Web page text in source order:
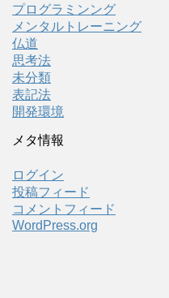
プログラミンング
メンタルトレーニング
仏道
思考法
未分類
表記法
開発環境
メタ情報
ログイン
投稿フィード
コメントフィード
WordPress.org